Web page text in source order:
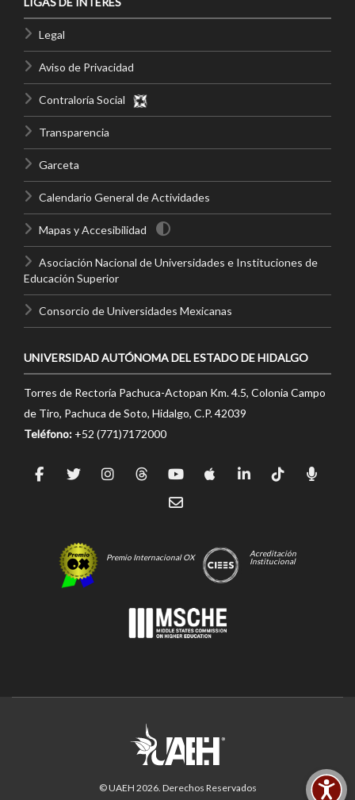
Legal
Aviso de Privacidad
Contraloría Social
Transparencia
Garceta
Calendario General de Actividades
Mapas y Accesibilidad
Asociación Nacional de Universidades e Instituciones de
Educación Superior
Consorcio de Universidades Mexicanas
UNIVERSIDAD AUTÓNOMA DEL ESTADO DE HIDALGO
Torres de Rectoría Pachuca-Actopan Km. 4.5, Colonia Campo
de Tiro, Pachuca de Soto, Hidalgo, C.P. 42039
Teléfono: +52 (771)7172000
Premio Internacional OX
Acreditación
Institucional
© UAEH 2026. Derechos Reservados